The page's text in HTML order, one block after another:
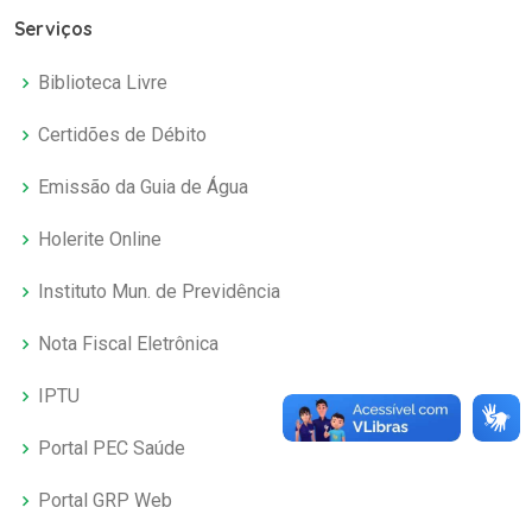
Serviços
Biblioteca Livre
Certidões de Débito
Emissão da Guia de Água
Holerite Online
Instituto Mun. de Previdência
Nota Fiscal Eletrônica
IPTU
Portal PEC Saúde
Portal GRP Web